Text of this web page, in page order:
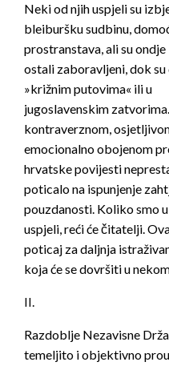
Neki od njih uspjeli su
bleiburšku sudbinu,
prostranstava, ali su ondje
ostali zaboravljeni, dok
»križnim putovima« ili u
jugoslavenskim
kontraverznom,
emocionalno obojenom
hrvatske povijesti
poticalo na ispunjenje
pouzdanosti. Koliko smo
uspjeli, reći će čitatelji.
poticaj za daljnja
koja će se dovršiti u
II.
Razdoblje Nezavisne
temeljito i objektivno